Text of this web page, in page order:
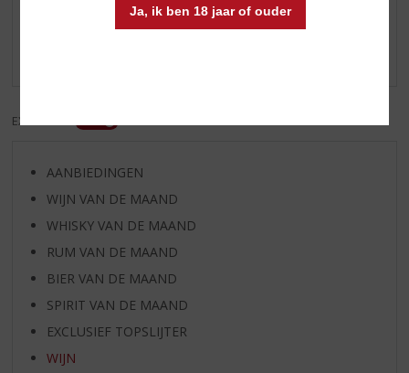
Ja, ik ben 18 jaar of ouder
EXCL. BTW
AANBIEDINGEN
WIJN VAN DE MAAND
WHISKY VAN DE MAAND
RUM VAN DE MAAND
BIER VAN DE MAAND
SPIRIT VAN DE MAAND
EXCLUSIEF TOPSLIJTER
WIJN